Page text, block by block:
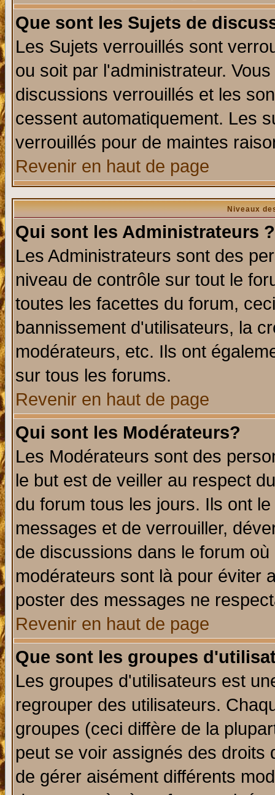
Que sont les Sujets de
Les Sujets verrouillés sont
ou soit par l'administrateur.
discussions verrouillés et les
cessent automatiquement. Les
verrouillés pour de maintes
Revenir en haut de page
Niveaux
Qui sont les Administrateurs ?
Les Administrateurs sont des
niveau de contrôle sur tout le
toutes les facettes du forum,
bannissement d'utilisateurs, la
modérateurs, etc. Ils ont
sur tous les forums.
Revenir en haut de page
Qui sont les Modérateurs?
Les Modérateurs sont des
le but est de veiller au respect
du forum tous les jours. Ils ont
messages et de verrouiller,
de discussions dans le forum
modérateurs sont là pour éviter
poster des messages ne
Revenir en haut de page
Que sont les groupes
Les groupes d'utilisateurs est
regrouper des utilisateurs.
groupes (ceci diffère de la
peut se voir assignés des
de gérer aisément différents